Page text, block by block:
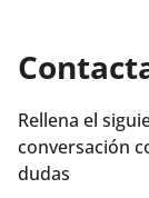
Rellena el
conversación
dudas